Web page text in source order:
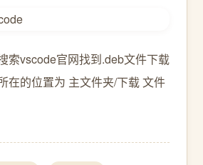
索vscode官网找到.deb文件下载
在的位置为 主文件夹/下载 文件